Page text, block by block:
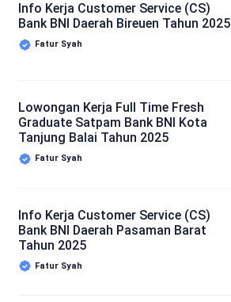
Info Kerja Customer Service (CS)
Bank BNI Daerah Bireuen Tahun 2025
Fatur Syah
Lowongan Kerja Full Time Fresh
Graduate Satpam Bank BNI Kota
Tanjung Balai Tahun 2025
Fatur Syah
Info Kerja Customer Service (CS)
Bank BNI Daerah Pasaman Barat
Tahun 2025
Fatur Syah